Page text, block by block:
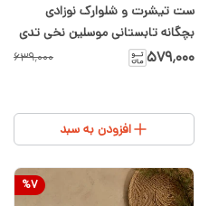
ست تیشرت و شلوارک نوزادی
بچگانه تابستانی موسلین نخی تدی
۵۷۹٬۰۰۰ ۶۳۹٬۰۰۰
افزودن به سبد
%7